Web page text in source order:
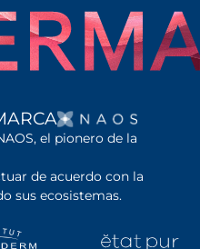
el pionero de la
de acuerdo con la
sus ecosistemas.
pestaña nueva
se abre en una